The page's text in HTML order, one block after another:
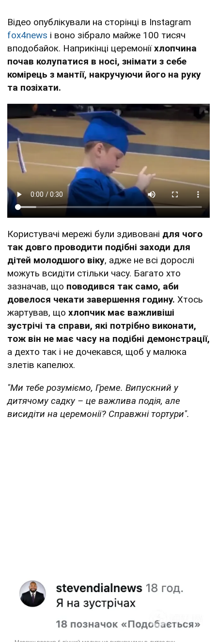
Відео опублікували на сторінці в Instagram
fox4news і воно зібрало майже 100 тисяч
вподобайок. Наприкінці церемоніїхлопчина
почав колупатися в носі, знімати з себе
комірець з мантії, накручуючи його на руку
та позіхати.
Користувачі мережі були здивовані для чого
так довго проводити подібні заходи для
дітей молодшого віку, адже не всі дорослі
можуть всидіти стільки часу. Багато хто
зазначав, що поводився так само, аби
довелося чекати завершення годину. Хтось
жартував, що хлопчик має важливіші
зустрічі та справи, які потрібно виконати,
тож він не має часу на подібні демонстрації,
а дехто так і не дочекався, щоб у малюка
злетів капелюх.
"Ми тебе розуміємо, Греме. Випускний у
дитячому садку – це важлива подія, але
висидіти на церемонії? Справжні тортури".